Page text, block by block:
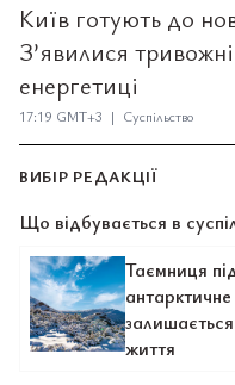
Київ готують до
З’явилися
енергетиці
17:19 GMT+3 | Суспільство
ВИБІР РЕДАКЦІЇ
Що відбувається в
Таємниця
життя